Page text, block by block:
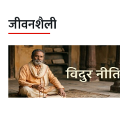
जीवनशैली